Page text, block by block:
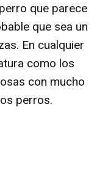
que parece
que sea un
En cualquier
como los
con mucho
perros.